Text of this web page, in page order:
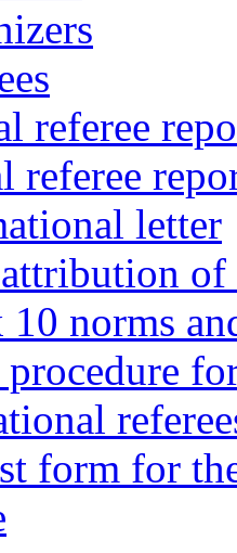
referee
referee
letter
10 norms
form for